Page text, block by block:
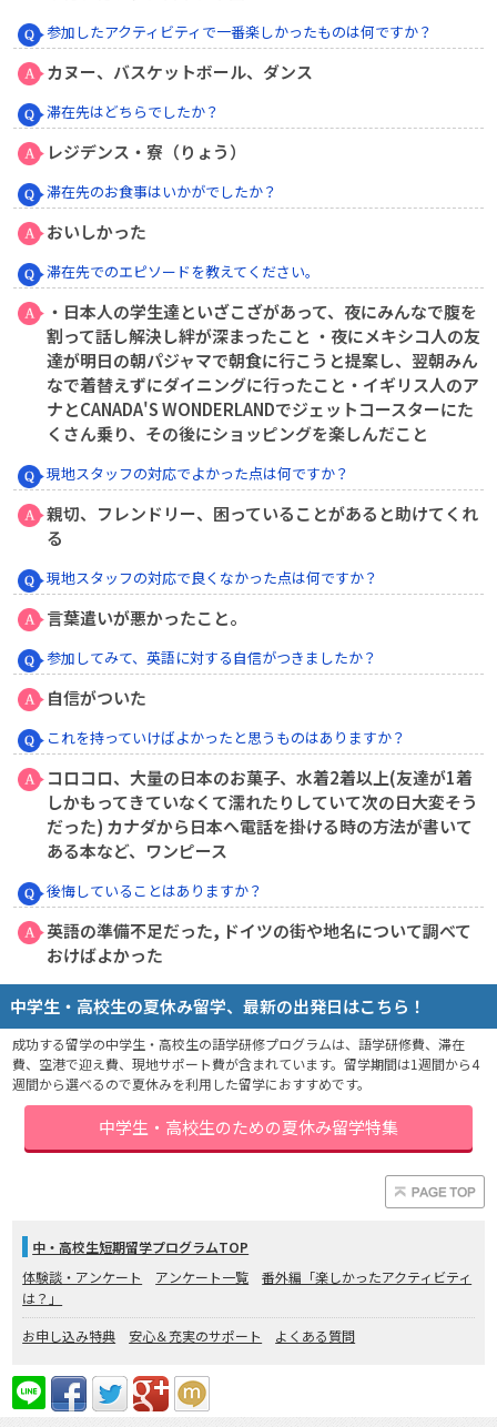
参加したアクティビティで一番楽しかったものは何ですか？
カヌー、バスケットボール、ダンス
滞在先はどちらでしたか？
レジデンス・寮（りょう）
滞在先のお食事はいかがでしたか？
おいしかった
滞在先でのエピソードを教えてください。
・日本人の学生達といざこざがあって、夜にみんなで腹を
割って話し解決し絆が深まったこと ・夜にメキシコ人の友
達が明日の朝パジャマで朝食に行こうと提案し、翌朝みん
なで着替えずにダイニングに行ったこと・イギリス人のア
ナとCANADA'S WONDERLANDでジェットコースターにた
くさん乗り、その後にショッピングを楽しんだこと
現地スタッフの対応でよかった点は何ですか？
親切、フレンドリー、困っていることがあると助けてくれ
る
現地スタッフの対応で良くなかった点は何ですか？
言葉遣いが悪かったこと。
参加してみて、英語に対する自信がつきましたか？
自信がついた
これを持っていけばよかったと思うものはありますか？
コロコロ、大量の日本のお菓子、水着2着以上(友達が1着
しかもってきていなくて濡れたりしていて次の日大変そう
だった) カナダから日本へ電話を掛ける時の方法が書いて
ある本など、ワンピース
後悔していることはありますか？
英語の準備不足だった, ドイツの街や地名について調べて
おけばよかった
中学生・高校生の夏休み留学、最新の出発日はこちら！
成功する留学の中学生・高校生の語学研修プログラムは、語学研修費、滞在
費、空港で迎え費、現地サポート費が含まれています。留学期間は1週間から4
週間から選べるので夏休みを利用した留学におすすめです。
中学生・高校生のための夏休み留学特集
中・高校生短期留学プログラムTOP
体験談・アンケート
アンケート一覧
番外編「楽しかったアクティビティ
は？」
お申し込み特典
安心＆充実のサポート よくある質問